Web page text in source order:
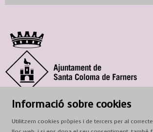
© Ajuntament de Santa Coloma de Farners
Informació sobre cookies
Utilitzem cookies pròpies i de tercers per al